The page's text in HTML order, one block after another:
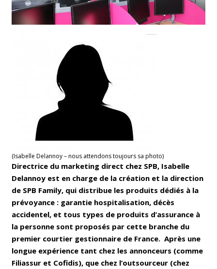
(Isabelle Delannoy – nous attendons toujours sa photo)
Directrice du marketing direct chez SPB, Isabelle
Delannoy est en charge de la création et la direction
de SPB Family, qui distribue les produits dédiés à la
prévoyance : garantie hospitalisation, décès
accidentel, et tous types de produits d’assurance à
la personne sont proposés par cette branche du
premier courtier gestionnaire de France. Après une
longue expérience tant chez les annonceurs (comme
Filiassur et Cofidis), que chez l’outsourceur (chez